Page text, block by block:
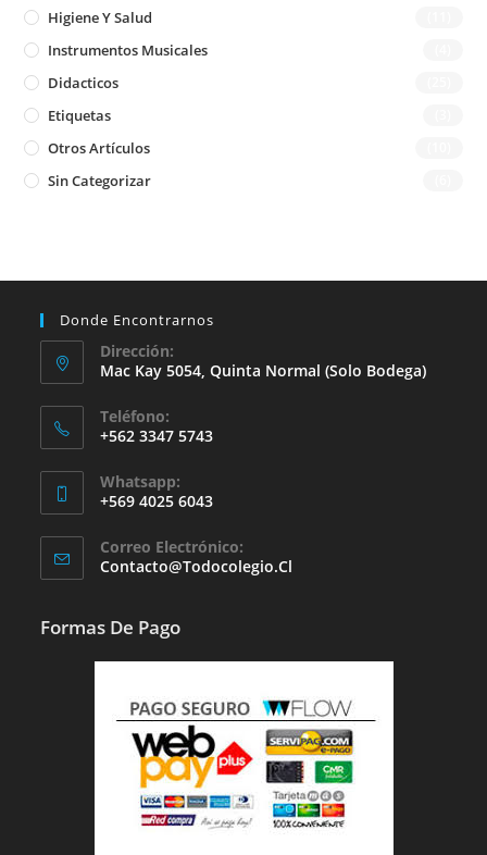
Higiene Y Salud
Instrumentos Musicales
Didacticos
Etiquetas
Otros Artículos
Sin Categorizar
Donde Encontrarnos
Dirección:
Mac Kay 5054, Quinta Normal (solo Bodega)
Teléfono:
+562 3347 5743
Whatsapp:
+569 4025 6043
Abre
Tu
Correo Electrónico:
Contacto@todocolegio.cl
Formas De Pago